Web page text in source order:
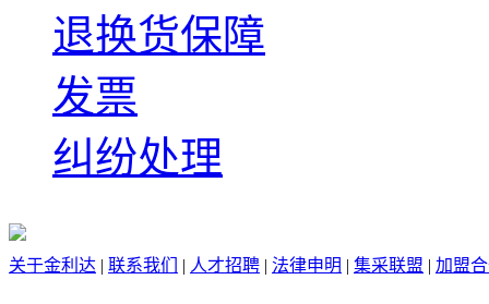
退换货保障
发票
纠纷处理
关于金利达 | 联系我们 | 人才招聘 | 法律申明 | 集采联盟 | 加盟